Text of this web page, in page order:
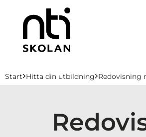
H
Huvudnavigation
Start Hitta din utbildning Redovisning